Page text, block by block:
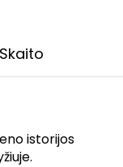
istorijos